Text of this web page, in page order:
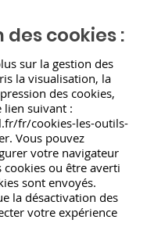
des cookies :
sur la gestion des
la visualisation, la
des cookies,
lien suivant :
fr/cookies-les-outils-
Vous pouvez
votre navigateur
ou être averti
sont envoyés.
la désactivation des
votre expérience